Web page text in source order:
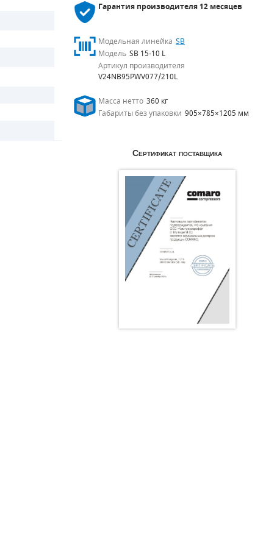
Гарантия производителя12 месяцев
Модельная линейка SB
Модель SB 15-10 L
Артикул производителя
V24NB95PWV077/210L
Масса нетто 360 кг
Габариты без упаковки 905×785×1205 мм
Сертификат поставщика